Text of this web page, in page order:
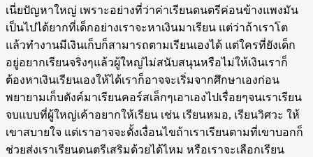
เนี่ยปัญหาใหญ่ เพราะอย่างที่ว่าค่าเรียนดนตรีค่อนข้างแพงมัน
เป็นไปได้ยากที่เด็กอย่างเราจะหาเงินมาเรียน แต่ว่าถ้าเราโต
แล้วทำงานมีเงินเก็บก็สามารถตามเรียนเองได้ แต่ใครที่ยังเด็ก
อยู่อยากเรียนจริงๆแล้วผู้ใหญ่ไม่สนับสนุนหรือไม่ให้เงินเราก็
ต้องหาเงินเรียนเองให้ได้เราก็อาจจะเริ่มจากศึกษาเองก่อน
พยายามเก็บตังค์มาเรียนคอร์สเล็กๆเอาเองไปเรื่อยๆจนเราเรียน
จบแบบที่ผู้ใหญ่เค้าอยากให้เรียน เช่น เรียนหมอ, เรียนวิศวะ ให้
เขาสบายใจ แต่เราอาจจะตั้งเงื่อนไขถ้าเราเรียนตามที่เขาบอกก็
ช่วยส่งเราเรียนดนตรีเสริมด้วยได้ไหม หรือเราจะเลือกเรียน